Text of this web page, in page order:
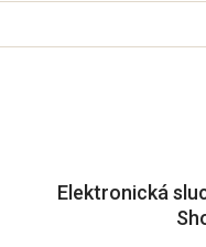
Elektronická